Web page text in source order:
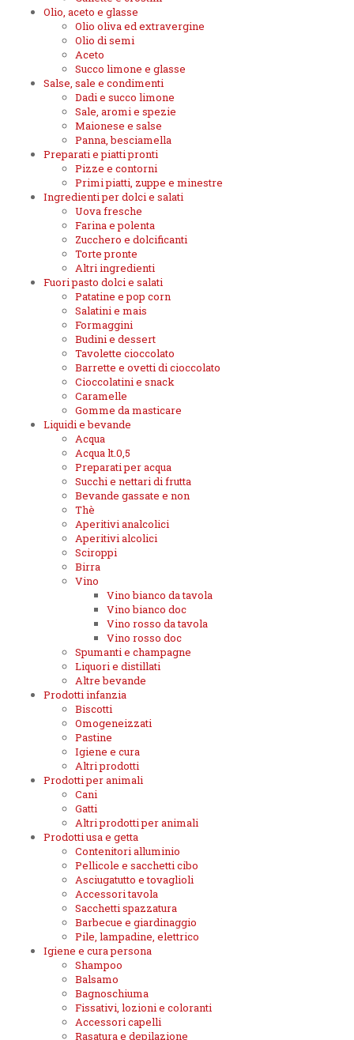
Olio, aceto e glasse
Olio oliva ed extravergine
Olio di semi
Aceto
Succo limone e glasse
Salse, sale e condimenti
Dadi e succo limone
Sale, aromi e spezie
Maionese e salse
Panna, besciamella
Preparati e piatti pronti
Pizze e contorni
Primi piatti, zuppe e minestre
Ingredienti per dolci e salati
Uova fresche
Farina e polenta
Zucchero e dolcificanti
Torte pronte
Altri ingredienti
Fuori pasto dolci e salati
Patatine e pop corn
Salatini e mais
Formaggini
Budini e dessert
Tavolette cioccolato
Barrette e ovetti di cioccolato
Cioccolatini e snack
Caramelle
Gomme da masticare
Liquidi e bevande
Acqua
Acqua lt.0,5
Preparati per acqua
Succhi e nettari di frutta
Bevande gassate e non
Thè
Aperitivi analcolici
Aperitivi alcolici
Sciroppi
Birra
Vino
Vino bianco da tavola
Vino bianco doc
Vino rosso da tavola
Vino rosso doc
Spumanti e champagne
Liquori e distillati
Altre bevande
Prodotti infanzia
Biscotti
Omogeneizzati
Pastine
Igiene e cura
Altri prodotti
Prodotti per animali
Cani
Gatti
Altri prodotti per animali
Prodotti usa e getta
Contenitori alluminio
Pellicole e sacchetti cibo
Asciugatutto e tovaglioli
Accessori tavola
Sacchetti spazzatura
Barbecue e giardinaggio
Pile, lampadine, elettrico
Igiene e cura persona
Shampoo
Balsamo
Bagnoschiuma
Fissativi, lozioni e coloranti
Accessori capelli
Rasatura e depilazione